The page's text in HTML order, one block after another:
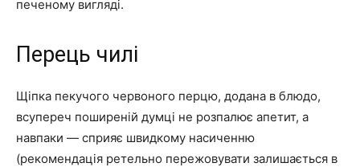
печеному вигляді.
Перець чилі
Щіпка пекучого червоного перцю, додана в блюдо,
всупереч поширеній думці не розпалює апетит, а
навпаки — сприяє швидкому насиченню
(рекомендація ретельно пережовувати залишається в